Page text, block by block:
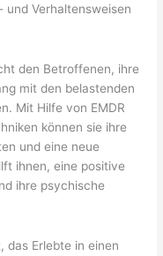
und Verhaltensweisen
den Betroffenen, ihre
mit den belastenden
Mit Hilfe von EMDR
können sie ihre
und eine neue
ihnen, eine positive
ihre psychische
das Erlebte in einen